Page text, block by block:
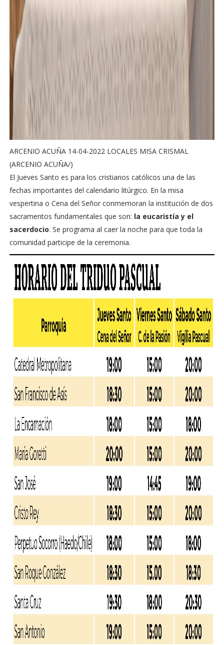
ARCENIO ACUÑA 14-04-2022 LOCALES MISA CRISMAL
(ARCENIO ACUÑA/)
El Jueves Santo es para los cristianos católicos una de las
fechas importantes del calendario litúrgico. En la misa
vespertina o Cena del Señor conmemoran la institución de dos
sacramentos fundamentales que son: la eucaristía y el
sacerdocio. Se programa al caer la noche para que toda la
comunidad participe de la ceremonia.